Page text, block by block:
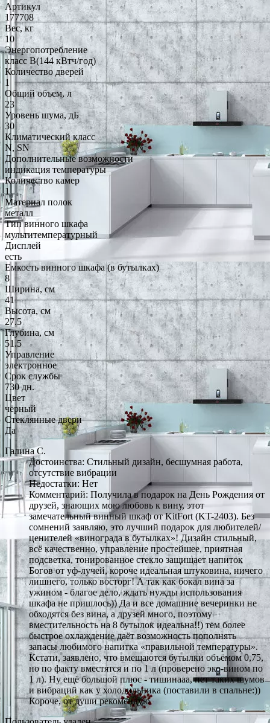
Артикул
177708
Вес, кг
10
Энергопотребление
класс B(144 кВтч/год)
Количество дверей
1
Общий объем, л
23
Уровень шума, дБ
30
Климатический класс
N, SN
Дополнительные возможности
индикация температуры
Количество камер
1
Материал полок
металл
Тип винного шкафа
мультитемпературный
Дисплей
есть
Емкость винного шкафа (в бутылках)
8
Ширина, см
41
Высота, см
27.5
Глубина, см
51.5
Управление
электронное
Срок службы
730 дн.
Цвет
чёрный
Стеклянные двери
Да
Галина С.
Достоинства: Стильный дизайн, бесшумная работа,
отсутствие вибрации
Недостатки: Нет
Комментарий: Получила в подарок на День Рождения от
друзей, знающих мою любовь к вину, этот
замечательный винный шкаф от KitFort (KT-2403). Без
сомнений заявляю, это лучший подарок для любителей/
ценителей «винограда в бутылках»! Дизайн стильный,
всё качественно, управление простейшее, приятная
подсветка, тонированное стекло защищает напиток
Богов от уф-лучей, короче идеальная штуковина, ничего
лишнего, только восторг! А так как бокал вина за
ужином - благое дело, ждать нужды использования
шкафа не пришлось)) Да и все домашние вечеринки не
обходятся без вина, а друзей много, поэтому
вместительность на 8 бутылок идеальна!!) тем более
быстрое охлаждение даёт возможность пополнять
запасы любимого напитка «правильной температуры».
Кстати, заявлено, что вмещаются бутылки объёмом 0,75,
но по факту вместятся и по 1 л (проверено эко-вином по
1 л). Ну ещё большой плюс - тишинааа, нет таких шумов
и вибраций как у холодильника (поставили в спальне:))
Короче, от души рекомендую